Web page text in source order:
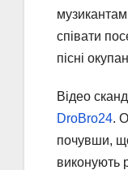
співати
пісні
Відео
DroBro24.
почувши,
виконують